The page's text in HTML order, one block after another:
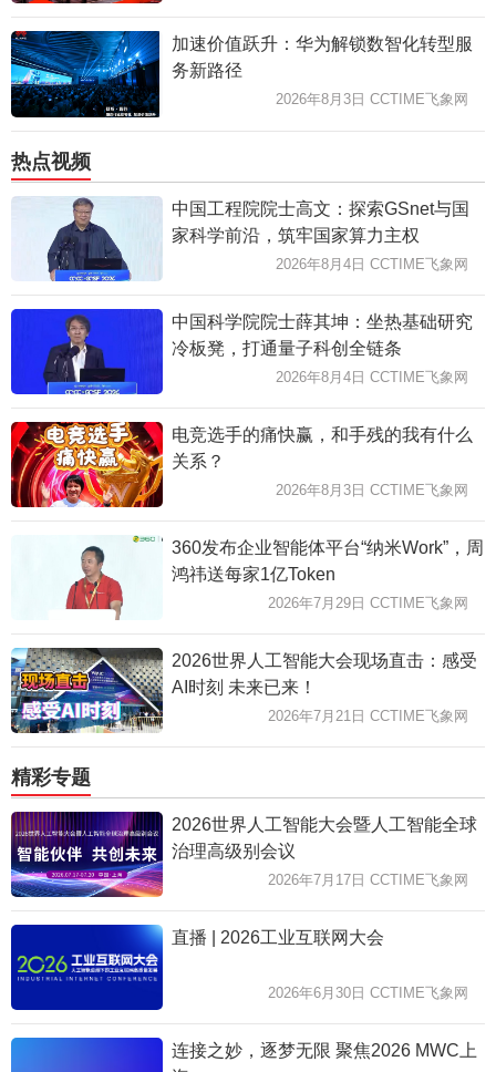
加速价值跃升：华为解锁数智化转型服
务新路径
2026年8月3日 CCTIME飞象网
热点视频
中国工程院院士高文：探索GSnet与国
家科学前沿，筑牢国家算力主权
2026年8月4日 CCTIME飞象网
中国科学院院士薛其坤：坐热基础研究
冷板凳，打通量子科创全链条
2026年8月4日 CCTIME飞象网
电竞选手的痛快赢，和手残的我有什么
关系？
2026年8月3日 CCTIME飞象网
360发布企业智能体平台“纳米Work”，周
鸿祎送每家1亿Token
2026年7月29日 CCTIME飞象网
2026世界人工智能大会现场直击：感受
AI时刻 未来已来！
2026年7月21日 CCTIME飞象网
精彩专题
2026世界人工智能大会暨人工智能全球
治理高级别会议
2026年7月17日 CCTIME飞象网
直播 | 2026工业互联网大会
2026年6月30日 CCTIME飞象网
连接之妙，逐梦无限 聚焦2026 MWC上